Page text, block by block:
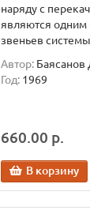
наряду с
являются одним
звеньев
Автор: Баясанов
Год: 1969
660.00 р.
В корзину